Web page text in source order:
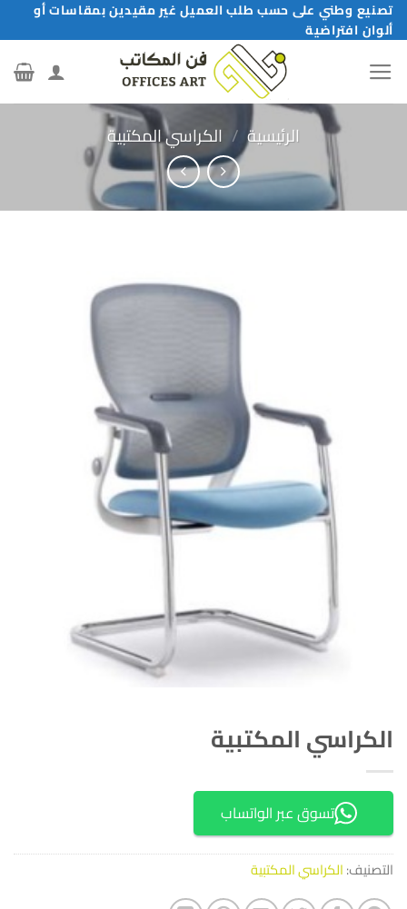
تخطي
للمحتوى
تصنيع وطني على حسب طلب العميل غير مقيدين بمقاسات أو
ألوان افتراضية
الرئيسية / الكراسي المكتبية
الكراسي المكتبية
تسوق عبر الواتساب
التصنيف:الكراسي المكتبية